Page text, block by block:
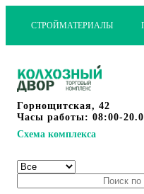
СТРОЙМАТЕРИАЛЫ
Горнощитская, 42
Часы работы: 08:00-
Схема комплекса